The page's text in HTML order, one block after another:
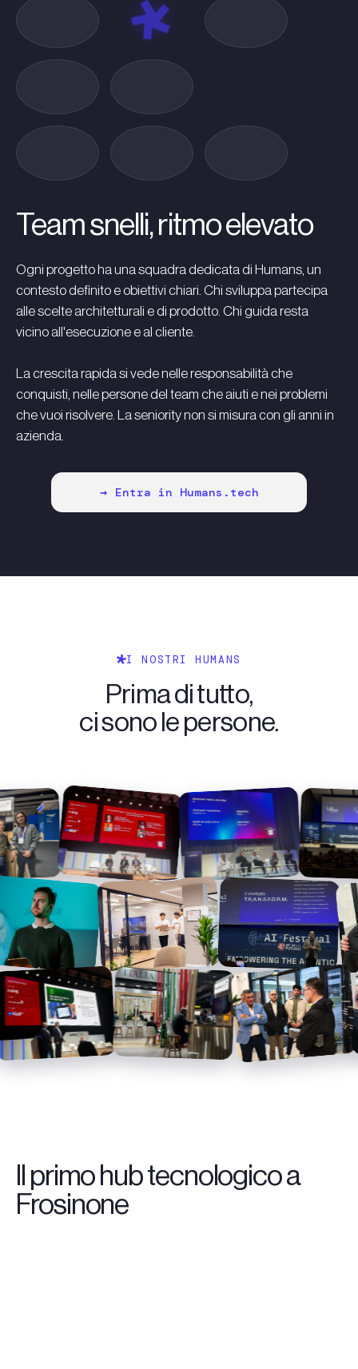
Team snelli, ritmo elevato
Ogni progetto ha una squadra dedicata di Humans, un
contesto definito e obiettivi chiari. Chi sviluppa partecipa
alle scelte architetturali e di prodotto. Chi guida resta
vicino all'esecuzione e al cliente.
La crescita rapida si vede nelle responsabilità che
conquisti, nelle persone del team che aiuti e nei problemi
che vuoi risolvere. La seniority non si misura con gli anni in
azienda.
Entra in Humans.tech
I NOSTRI HUMANS
Prima di tutto,
ci sono le persone.
Il primo hub tecnologico a
Frosinone